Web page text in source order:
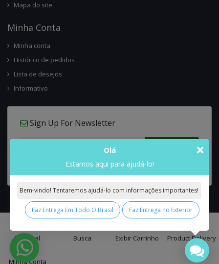
Principal Busca Exibir Carrinho Product Delivery
Minha Conta
Mapa do site
Minha Conta
Minha conta
Histórico de pedidos
Lista de desejos
Informativo
Sign Up For Newsletter
Interflora Brasil Intercambio Floral Nacional e Internacional© 2026 All
Rights Reserved.
×
Olá
Estamos aqui para ajudá-lo!
Bem-vindo! Tentaremos ajudá-lo com informações importantes!
Faz Entrega Em Todo O Brasil Faz Entrega no Exterior